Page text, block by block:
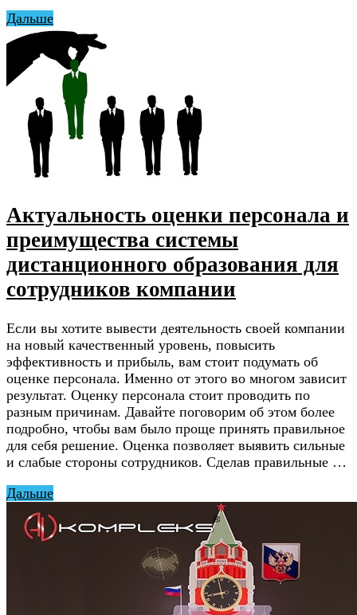
Дальше
Актуальность оценки персонала и
преимущества системы
дистанционного образования для
сотрудников компании
Если вы хотите вывести деятельность своей компании
на новый качественный уровень, повысить
эффективность и прибыль, вам стоит подумать об
оценке персонала. Именно от этого во многом зависит
результат. Оценку персонала стоит проводить по
разным причинам. Давайте поговорим об этом более
подробно, чтобы вам было проще принять правильное
для себя решение. Оценка позволяет выявить сильные
и слабые стороны сотрудников. Сделав правильные …
Дальше